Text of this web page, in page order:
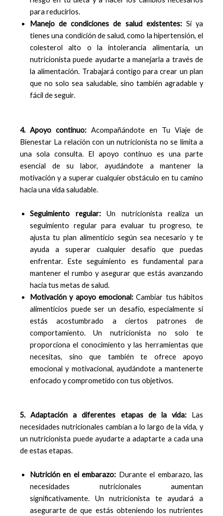
para reducirlos.
Manejo de condiciones de salud existentes:Si ya
tienes una condición de salud, como la hipertensión, el
colesterol alto o la intolerancia alimentaria, un
nutricionista puede ayudarte a manejarla a través de
la alimentación. Trabajará contigo para crear un plan
que no solo sea saludable, sino también agradable y
fácil de seguir.
4. Apoyo continuo: Acompañándote en Tu Viaje de
Bienestar La relación con un nutricionista no se limita a
una sola consulta. El apoyo continuo es una parte
esencial de su labor, ayudándote a mantener la
motivación y a superar cualquier obstáculo en tu camino
hacia una vida saludable.
Seguimiento regular:Un nutricionista realiza un
seguimiento regular para evaluar tu progreso, te
ajusta tu plan alimenticio según sea necesario y te
ayuda a superar cualquier desafío que puedas
enfrentar. Este seguimiento es fundamental para
mantener el rumbo y asegurar que estás avanzando
hacia tus metas de salud.
Motivación y apoyo emocional: Cambiar tus hábitos
alimenticios puede ser un desafío, especialmente si
estás acostumbrado a ciertos patrones de
comportamiento. Un nutricionista no solo te
proporciona el conocimiento y las herramientas que
necesitas, sino que también te ofrece apoyo
emocional y motivacional, ayudándote a mantenerte
enfocado y comprometido con tus objetivos.
5. Adaptación a diferentes etapas de la vida:Las
necesidades nutricionales cambian a lo largo de la vida, y
un nutricionista puede ayudarte a adaptarte a cada una
de estas etapas.
Nutrición en el embarazo: Durante el embarazo, las
necesidades nutricionales aumentan
significativamente. Un nutricionista te ayudará a
asegurarte de que estás obteniendo los nutrientes